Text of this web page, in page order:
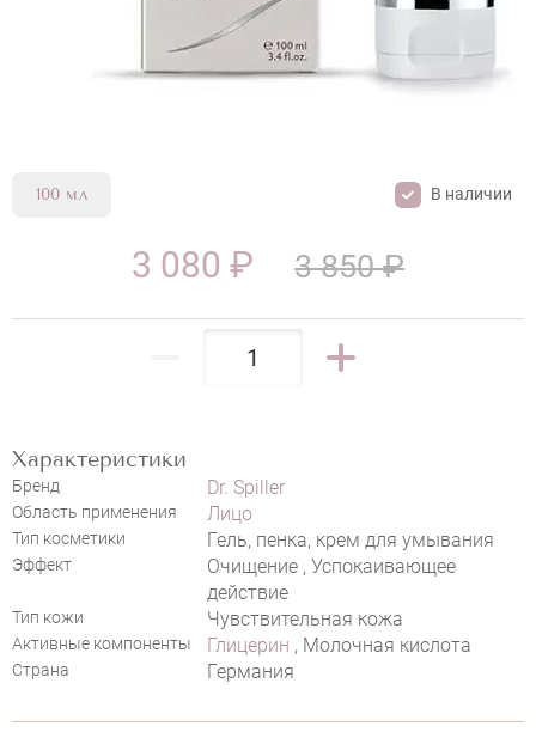
DR. SPILLER WASH CREAM
100 мл В наличии
Характеристики
Бренд Dr. Spiller
Область применения Лицо
Тип косметики Гель, пенка, крем для умывания
Эффект
Очищение , Успокаивающее
действие
Тип кожи Чувствительная кожа
Активные компоненты Глицерин , Молочная кислота
Страна Германия
3 080 ₽ 3 850 ₽